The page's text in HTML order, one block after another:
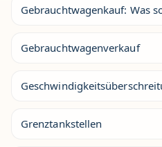
Gebrauchtwagenkauf: Was
Gebrauchtwagenverkauf
Grenztankstellen